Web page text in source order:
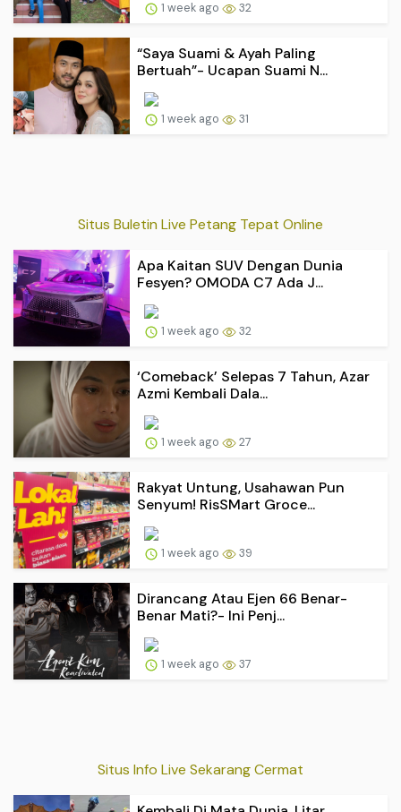
1 week ago 32
“Saya Suami & Ayah Paling
Bertuah”- Ucapan Suami N...
1 week ago 31
Situs Buletin Live Petang Tepat Online
Apa Kaitan SUV Dengan Dunia
Fesyen? OMODA C7 Ada J...
1 week ago 32
‘Comeback’ Selepas 7 Tahun, Azar
Azmi Kembali Dala...
1 week ago 27
Rakyat Untung, Usahawan Pun
Senyum! RisSMart Groce...
1 week ago 39
Dirancang Atau Ejen 66 Benar-
Benar Mati?- Ini Penj...
1 week ago 37
Situs Info Live Sekarang Cermat